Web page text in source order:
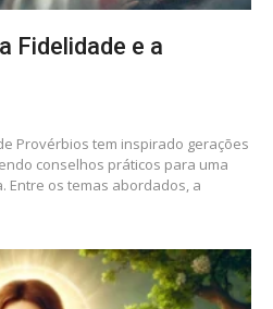
Fidelidade e a
Provérbios tem inspirado gerações
conselhos práticos para uma
Entre os temas abordados, a